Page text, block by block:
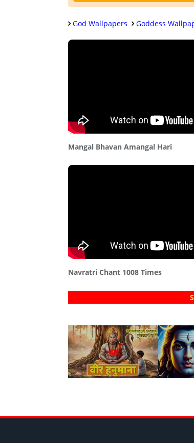
God Wallpapers Goddess
Mangal Bhavan Amangal Hari
Navratri Chant 1008 Times
?